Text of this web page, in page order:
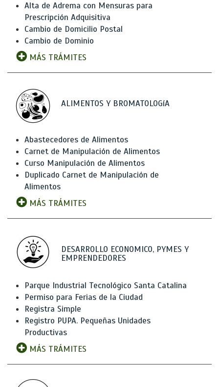
Alta de Adrema con Mensuras para
Prescripción Adquisitiva
Cambio de Domicilio Postal
Cambio de Dominio
MÁS TRÁMITES
ALIMENTOS Y BROMATOLOGíA
Abastecedores de Alimentos
Carnet de Manipulación de Alimentos
Curso Manipulación de Alimentos
Duplicado Carnet de Manipulación de
Alimentos
MÁS TRÁMITES
DESARROLLO ECONOMICO, PYMES Y
EMPRENDEDORES
Parque Industrial Tecnológico Santa Catalina
Permiso para Ferias de la Ciudad
Registra Simple
Registro PUPA. Pequeñas Unidades
Productivas
MÁS TRÁMITES